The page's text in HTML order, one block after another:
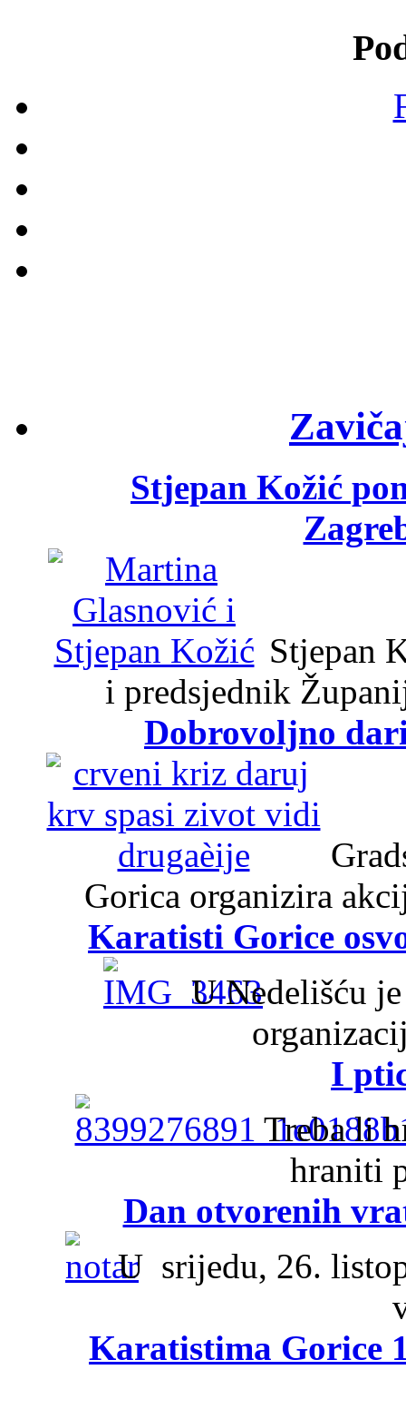
Stjepan Kožić
Stjepan
i predsjednik
Dobrovoljno
Gorica organizira
Karatisti Gorice
U Nedelišću
I
Treba li
hraniti
Dan otvorenih
U srijedu, 26.
Karatistima Gorice